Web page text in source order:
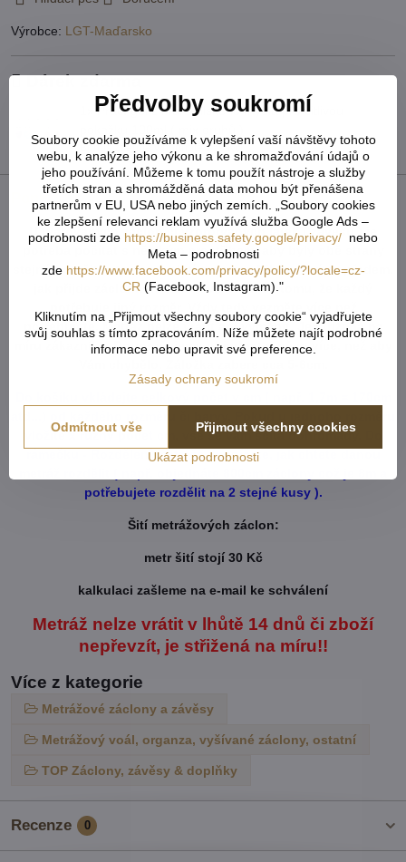
Výrobce: LGT-Maďarsko
Dárek zdarma
1x Prací gel z Marseillského mýdla pro citlivou
Bonus zdarma v hodnotě 159 Kč!
Popis
U tvarovaných záclon čí vzororvaných látek ( závěsů ) je
potřeba počítat s nějakým prostřihem, aby byly obě strany
stejné po ušití a to samé platí pro vzor. Nikdy nevíme předem,
jak přijde záclona ustřižená vzhledem k tomu, že každý
potřebujete. Metráž nelze vrátit ani vyměnit. Je střižená na
míru zákazníka. Doporučejeme objednat o něco více, než aby
vložíte x různý počet cm, vše se vám sčítá dohromady. Do
rámečku - Rozdělení metráže - napíšete, jak chtete danou
potřebujete rozdělit na 2 stejné kusy ).
Šití metrážových záclon:
metr šití stojí 30 Kč
kalkulaci zašleme na e-mail ke schválení
Metráž nelze vrátit v lhůtě 14 dnů či zboží
nepřevzít, je střižená na míru!!
Více z kategorie
Metrážové záclony a závěsy
Metrážový voál, organza, vyšívané záclony, ostatní
TOP Záclony, závěsy & doplňky
Recenze 0
Předvolby soukromí
Soubory cookie používáme k vylepšení vaší návštěvy tohoto
webu, k analýze jeho výkonu a ke shromažďování údajů o
jeho používání. Můžeme k tomu použít nástroje a služby
třetích stran a shromážděná data mohou být přenášena
partnerům v EU, USA nebo jiných zemích. „Soubory cookies
ke zlepšení relevanci reklam využívá služba Google Ads –
podrobnosti zde https://business.safety.google/privacy/ nebo
Meta – podrobnosti
zde https://www.facebook.com/privacy/policy/?locale=cz-
CR (Facebook, Instagram)."
Kliknutím na „Přijmout všechny soubory cookie“ vyjadřujete
svůj souhlas s tímto zpracováním. Níže můžete najít podrobné
informace nebo upravit své preference.
Zásady ochrany soukromí
Ukázat podrobnosti
Přijmout všechny cookies
Odmítnout vše